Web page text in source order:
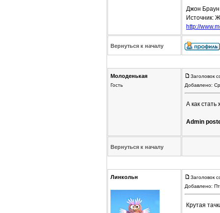
Джон Браун
Источник:
http://
Вернуться к началу
Молоденькая
Гость
Заголовок
Добавлено:
А как
Admin
Вернуться к началу
Линкольн
Заголовок
Добавлено:
Крутая